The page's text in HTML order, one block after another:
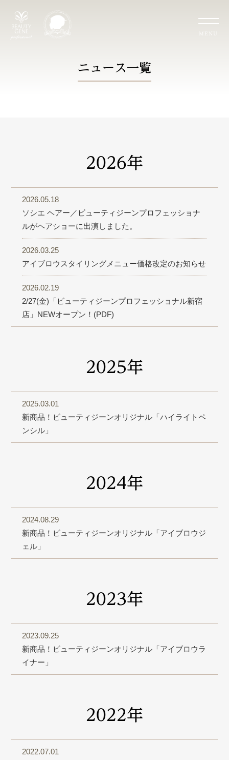
MENU
ニュース一覧
2026年
2026.05.18
ソシエ ヘアー／ビューティジーンプロフェッショナ
ルがヘアショーに出演しました。
2026.03.25
アイブロウスタイリングメニュー価格改定のお知らせ
2026.02.19
2/27(金)「ビューティジーンプロフェッショナル新宿
店」NEWオープン！(PDF)
2025年
2025.03.01
新商品！ビューティジーンオリジナル「ハイライトペ
ンシル」
2024年
2024.08.29
新商品！ビューティジーンオリジナル「アイブロウジ
ェル」
2023年
2023.09.25
新商品！ビューティジーンオリジナル「アイブロウラ
イナー」
2022年
2022.07.01